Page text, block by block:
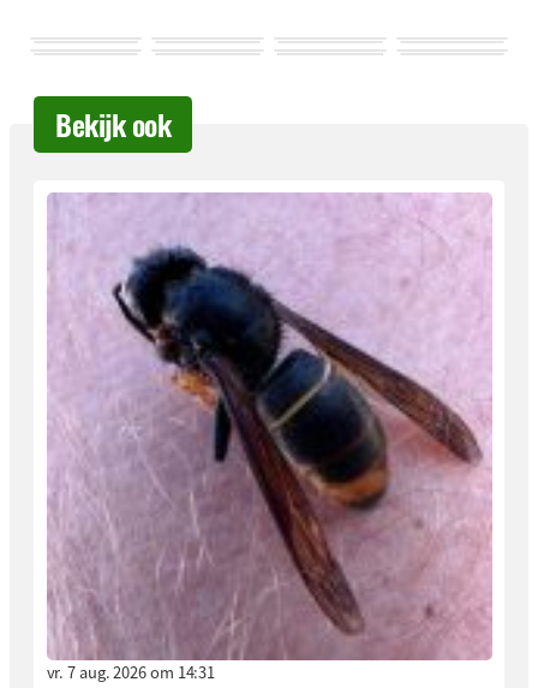
Bekijk ook
vr. 7 aug. 2026 om 14:31